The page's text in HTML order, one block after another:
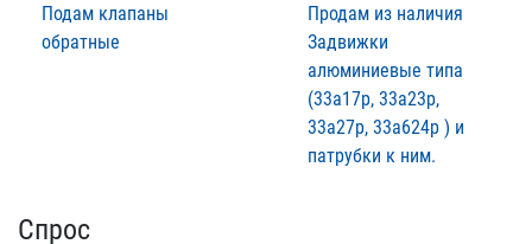
Подам клапаны
обратные
Продам из наличия
Задвижки
алюминиевые типа
(33а17р, 33а23р,
33а27р, 33а624р ) и
патрубки к ним.
Спрос